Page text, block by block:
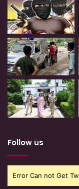
Follow us
Error Can not Get